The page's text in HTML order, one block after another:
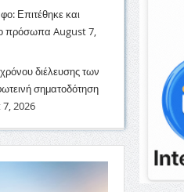
Επιτέθηκε και
πρόσωπα August 7,
διέλευσης των
σηματοδότηση
2026